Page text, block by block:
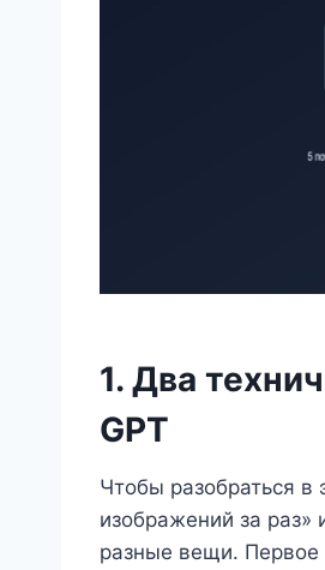
1. Два
GPT
Чтобы разобраться в
изображений за раз»
разные вещи. Первое